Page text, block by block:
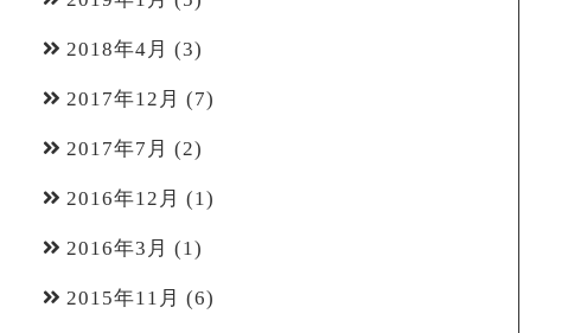
2018年4月 (3)
2017年12月 (7)
2017年7月 (2)
2016年12月 (1)
2016年3月 (1)
2015年11月 (6)